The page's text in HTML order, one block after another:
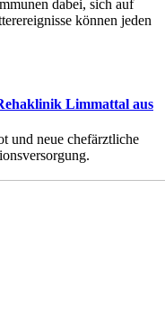
dabei, sich auf
können jeden
Limmattal aus
und neue chefärztliche